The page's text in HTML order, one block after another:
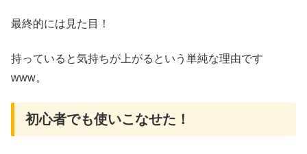
最終的には見た目！
持っていると気持ちが上がるという単純な理由です
www。
初心者でも使いこなせた！